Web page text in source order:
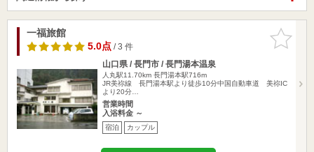
お気に入
りに追加
一福旅館
5.0点/ 3 件
山口県 / 長門市 / 長門湯本温泉
人丸駅11.70km 長門湯本駅716m
JR美祢線 長門湯本駅より徒歩10分中国自動車道 美祢IC
より20分…
営業時間
入浴料金 ～
宿泊 カップル